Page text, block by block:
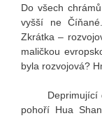
Do všech
vyšší ne
Zkrátka –
maličkou
byla rozvojová?
Deprimující
pohoří Hua